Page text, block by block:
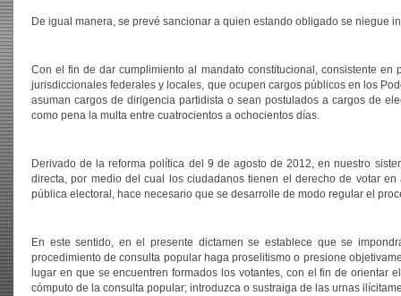
De igual manera, se prevé sancionar a quien estando obligado se niegue
Con el fin de dar cumplimiento al mandato constitucional, consistente
jurisdiccionales federales y locales, que ocupen cargos públicos en los
asuman cargos de dirigencia partidista o sean postulados a cargos de
como pena la multa entre cuatrocientos a ochocientos días.
Derivado de la reforma política del 9 de agosto de 2012, en nuestro
directa, por medio del cual los ciudadanos tienen el derecho de votar
pública electoral, hace necesario que se desarrolle de modo regular el
En este sentido, en el presente dictamen se establece que se
procedimiento de consulta popular haga proselitismo o presione
lugar en que se encuentren formados los votantes, con el fin de orientar
cómputo de la consulta popular; introduzca o sustraiga de las urnas